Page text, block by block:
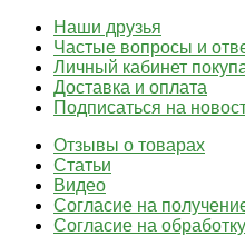
Наши друзья
Частые вопросы и
Личный кабинет
Доставка и оплата
Подписаться на
Отзывы о товарах
Статьи
Видео
Согласие на
Согласие на